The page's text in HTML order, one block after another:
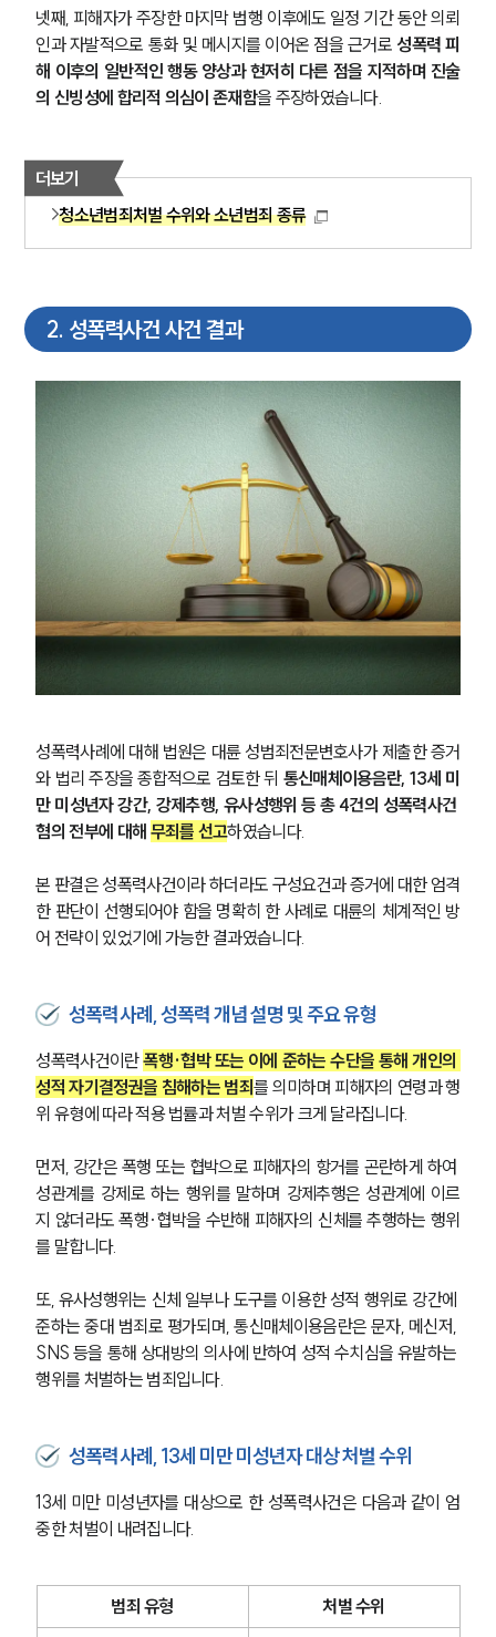
넷째, 피해자가 주장한 마지막 범행 이후에도 일정 기간 동안 의뢰
인과 자발적으로 통화 및 메시지를 이어온 점을 근거로 성폭력 피
해 이후의 일반적인 행동 양상과 현저히 다른 점을 지적하며 진술
의 신빙성에 합리적 의심이 존재함을 주장하였습니다.
더보기
청소년범죄처벌 수위와 소년범죄 종류
2. 성폭력사건 사건 결과
성폭력사례에 대해 법원은 대륜 성범죄전문변호사가 제출한 증거
와 법리 주장을 종합적으로 검토한 뒤 통신매체이용음란, 13세 미
만 미성년자 강간, 강제추행, 유사성행위 등 총 4건의 성폭력사건
혐의 전부에 대해 무죄를 선고하였습니다.
본 판결은 성폭력사건이라 하더라도 구성요건과 증거에 대한 엄격
한 판단이 선행되어야 함을 명확히 한 사례로 대륜의 체계적인 방
어 전략이 있었기에 가능한 결과였습니다.
성폭력사례, 성폭력 개념 설명 및 주요 유형
성폭력사건이란 폭행·협박 또는 이에 준하는 수단을 통해 개인의
성적 자기결정권을 침해하는 범죄를 의미하며 피해자의 연령과 행
위 유형에 따라 적용 법률과 처벌 수위가 크게 달라집니다.
먼저, 강간은 폭행 또는 협박으로 피해자의 항거를 곤란하게 하여
성관계를 강제로 하는 행위를 말하며 강제추행은 성관계에 이르
지 않더라도 폭행·협박을 수반해 피해자의 신체를 추행하는 행위
를 말합니다.
또, 유사성행위는 신체 일부나 도구를 이용한 성적 행위로 강간에
준하는 중대 범죄로 평가되며, 통신매체이용음란은 문자, 메신저,
SNS 등을 통해 상대방의 의사에 반하여 성적 수치심을 유발하는
행위를 처벌하는 범죄입니다.
성폭력사례, 13세 미만 미성년자 대상 처벌 수위
13세 미만 미성년자를 대상으로 한 성폭력사건은 다음과 같이 엄
중한 처벌이 내려집니다.
범죄 유형
처벌 수위